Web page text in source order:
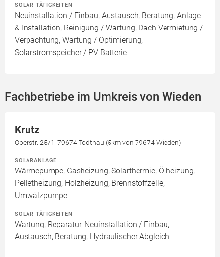
SOLAR TÄTIGKEITEN
Neuinstallation / Einbau, Austausch, Beratung, Anlage
& Installation, Reinigung / Wartung, Dach Vermietung /
Verpachtung, Wartung / Optimierung,
Solarstromspeicher / PV Batterie
Fachbetriebe im Umkreis von Wieden
Krutz
Oberstr. 25/1, 79674 Todtnau (5km von 79674 Wieden)
SOLARANLAGE
Wärmepumpe, Gasheizung, Solarthermie, Ölheizung,
Pelletheizung, Holzheizung, Brennstoffzelle,
Umwälzpumpe
SOLAR TÄTIGKEITEN
Wartung, Reparatur, Neuinstallation / Einbau,
Austausch, Beratung, Hydraulischer Abgleich